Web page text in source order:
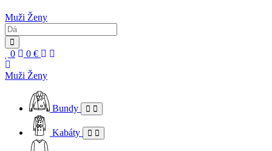
Muži Ženy
0 0 €
Muži Ženy
Bundy
Kabáty